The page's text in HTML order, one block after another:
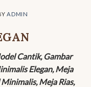
ADMIN
Cantik, Gambar
Elegan, Meja
Meja Rias,